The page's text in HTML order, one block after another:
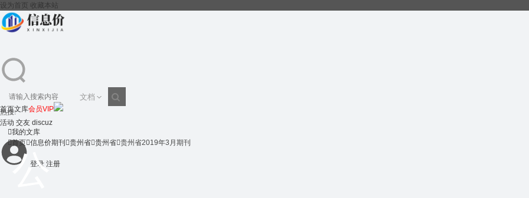
设为首页 收藏本站
文档
热搜:
活动 交友 discuz
登录 注册
首页文库会员VIP
我的文库
首页信息价期刊 贵州省贵州省贵州省2019年3月期刊